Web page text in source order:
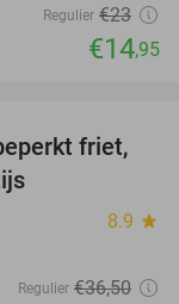
Regulier €23
€14,95
32%
friet,
8.9 star
Regulier €36,50